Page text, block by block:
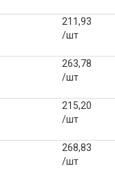
211,93
/шт
263,78
/шт
215,20
/шт
268,83
/шт